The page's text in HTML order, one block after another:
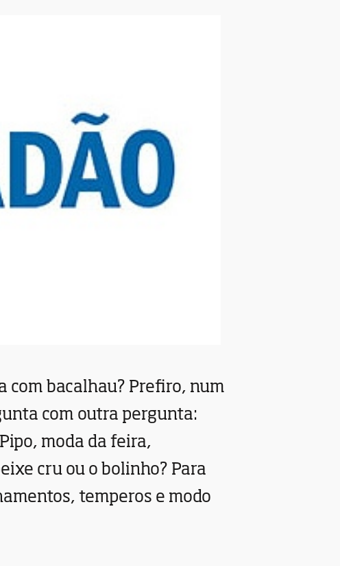
com bacalhau? Prefiro, num
com outra pergunta:
moda da feira,
cru ou o bolinho? Para
temperos e modo